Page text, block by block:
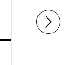
Kit 6